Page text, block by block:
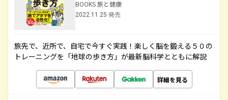
BOOKS 旅と健康
2022.11.25 発売
旅先で、近所で、自宅で今すぐ実践！楽しく脳を鍛える５０の
トレーニングを「地球の歩き方」が最新脳科学とともに解説
詳細を見る